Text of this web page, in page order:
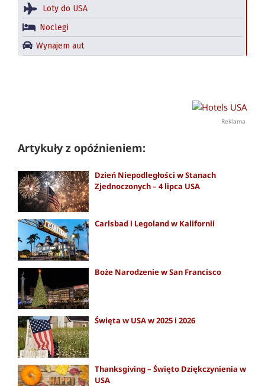
Loty do USA
Noclegi
Wynajem aut
Reklama
Artykuły z opóźnieniem:
Dzień Niepodległości w Stanach
Zjednoczonych – 4 lipca USA
Carlsbad i Legoland w Kalifornii
Boże Narodzenie w San Francisco
Święta w USA w 2025 i 2026
Thanksgiving – Święto Dziękczynienia w
USA